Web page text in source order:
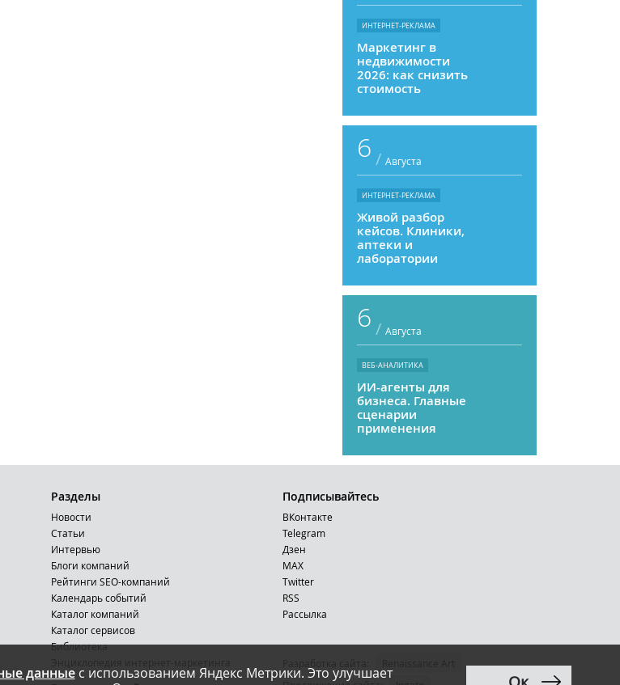
ИНТЕРНЕТ-РЕКЛАМА
Маркетинг в
недвижимости
2026: как снизить
стоимость
увеличить
продажи
6 / Августа
ИНТЕРНЕТ-РЕКЛАМА
Живой разбор
кейсов. Клиники,
аптеки и
лаборатории
6 / Августа
ВЕБ-АНАЛИТИКА
ИИ-агенты для
бизнеса. Главные
сценарии
применения
данныес использованием Яндекс Метрики. Это улучшает
Разделы
Новости
Статьи
Интервью
Блоги компаний
Рейтинги SEO-компаний
Календарь событий
Каталог компаний
Каталог сервисов
Библиотека
Подписывайтесь
ВКонтакте
Telegram
Дзен
MAX
Тwitter
RSS
Рассылка